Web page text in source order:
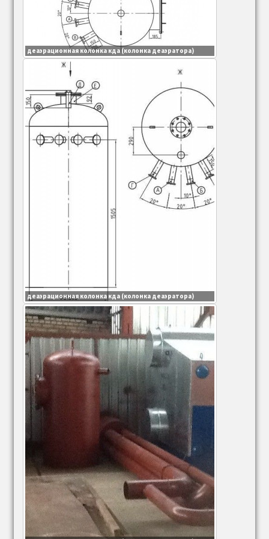
деаэрационная колонка кда (колонка деаэратора)
деаэрационная колонка кда (колонка деаэратора)